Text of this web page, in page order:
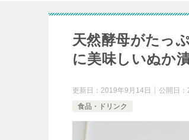
天然酵母がたっ
に美味しいぬか
更新日： 2019年9月14日 公開日：
食品・ドリンク